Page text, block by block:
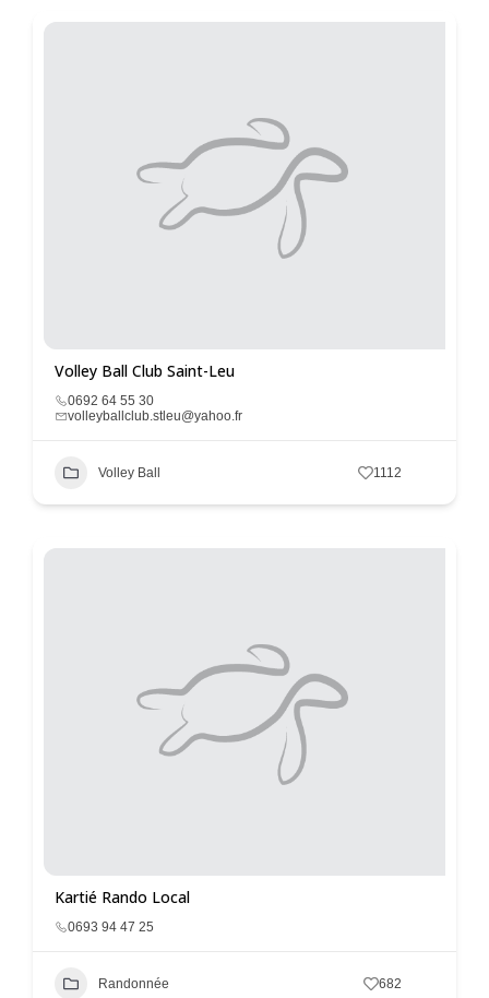
Volley Ball Club Saint-Leu
0692 64 55 30
volleyballclub.stleu@yahoo.fr
Volley Ball 1112
Kartié Rando Local
0693 94 47 25
Randonnée 682